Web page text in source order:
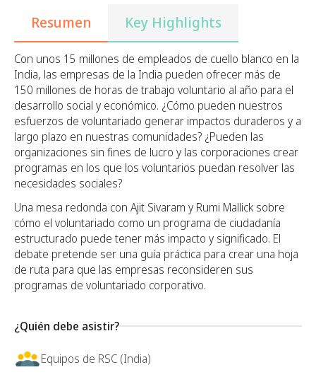
Resumen Key Highlights
Con unos 15 millones de empleados de cuello blanco en la
India, las empresas de la India pueden ofrecer más de
150 millones de horas de trabajo voluntario al año para el
desarrollo social y económico. ¿Cómo pueden nuestros
esfuerzos de voluntariado generar impactos duraderos y a
largo plazo en nuestras comunidades? ¿Pueden las
organizaciones sin fines de lucro y las corporaciones crear
programas en los que los voluntarios puedan resolver las
necesidades sociales?
Una mesa redonda con Ajit Sivaram y Rumi Mallick sobre
cómo el voluntariado como un programa de ciudadanía
estructurado puede tener más impacto y significado. El
debate pretende ser una guía práctica para crear una hoja
de ruta para que las empresas reconsideren sus
programas de voluntariado corporativo.
¿Quién debe asistir?
Equipos de RSC (India)